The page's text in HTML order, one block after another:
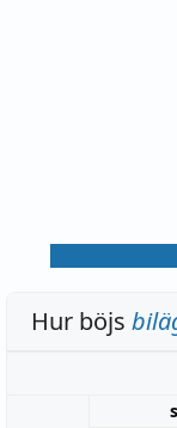
Hur böjs